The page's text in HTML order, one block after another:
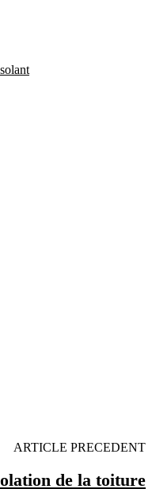
ARTICLE PRECEDENT
de la toiture